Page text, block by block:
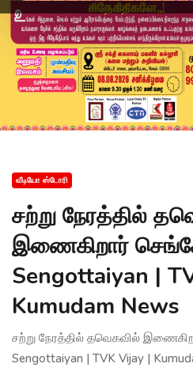
வீடியோ ஸ்டோரி
சற்று நேரத்தில்
இணைகிறார்
Sengottaiyan |
Kumudam News
சற்று நேரத்தில் தவெகவில்
Sengottaiyan | TVK Vijay |